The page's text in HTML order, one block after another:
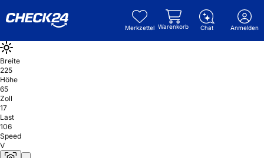
Merkzettel Warenkorb Chat Anmelden
Breite
225
Höhe
65
Zoll
17
Last
106
Speed
V